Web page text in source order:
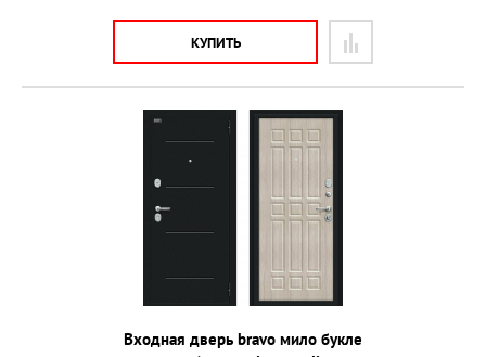
КУПИТЬ
Входная дверь bravo мило букле